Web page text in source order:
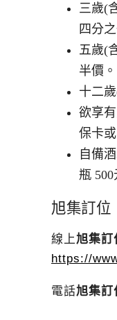
三歲(
四分
五歲(
半價。
十二
欲享
保卡
自備
瓶 500
旭集訂位
線上旭集訂
https://
電話旭集訂